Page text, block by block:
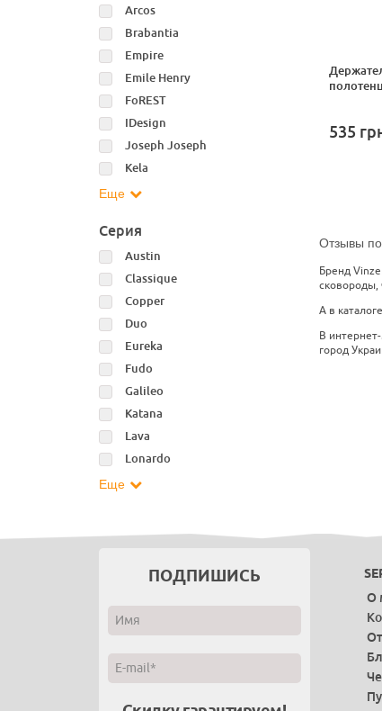
Arcos
Brabantia
Empire
Emile Henry
FoREST
IDesign
Joseph Joseph
Kela
Еще
Серия
Austin
Classique
Copper
Duo
Eureka
Fudo
Galileo
Katana
Lava
Lonardo
Еще
535
Отзывы
Бренд
сковороды,
А в
В
город
ПОДПИШИСЬ
О